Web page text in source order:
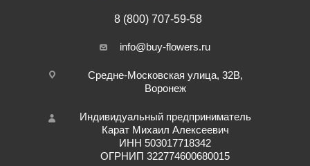
8 (800) 707-59-58
info@buy-flowers.ru
Средне-Московская улица, 32В,
Воронеж
Индивидуальный предприниматель
Карат Михаил Алексеевич
ИНН 503017718342
ОГРНИП 322774600680015